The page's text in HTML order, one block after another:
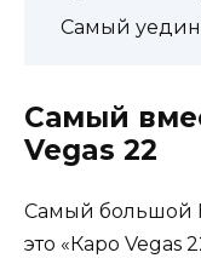
Самый
Самый
Vegas 22
Самый большой
это «Каро Vegas